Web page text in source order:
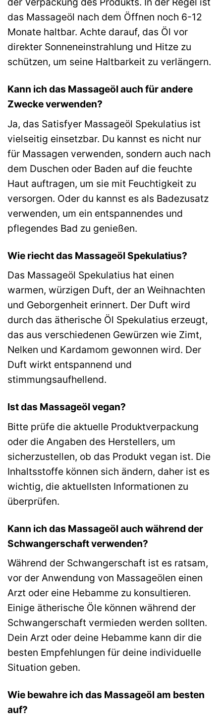
das Massageöl nach dem Öffnen noch 6-12
Monate haltbar. Achte darauf, das Öl vor
direkter Sonneneinstrahlung und Hitze zu
schützen, um seine Haltbarkeit zu verlängern.
Kann ich das Massageöl auch für andere
Zwecke verwenden?
Ja, das Satisfyer Massageöl Spekulatius ist
vielseitig einsetzbar. Du kannst es nicht nur
für Massagen verwenden, sondern auch nach
dem Duschen oder Baden auf die feuchte
Haut auftragen, um sie mit Feuchtigkeit zu
versorgen. Oder du kannst es als Badezusatz
verwenden, um ein entspannendes und
pflegendes Bad zu genießen.
Wie riecht das Massageöl Spekulatius?
Das Massageöl Spekulatius hat einen
warmen, würzigen Duft, der an Weihnachten
und Geborgenheit erinnert. Der Duft wird
durch das ätherische Öl Spekulatius erzeugt,
das aus verschiedenen Gewürzen wie Zimt,
Nelken und Kardamom gewonnen wird. Der
Duft wirkt entspannend und
stimmungsaufhellend.
Ist das Massageöl vegan?
Bitte prüfe die aktuelle Produktverpackung
oder die Angaben des Herstellers, um
sicherzustellen, ob das Produkt vegan ist. Die
Inhaltsstoffe können sich ändern, daher ist es
wichtig, die aktuellsten Informationen zu
überprüfen.
Kann ich das Massageöl auch während der
Schwangerschaft verwenden?
Während der Schwangerschaft ist es ratsam,
vor der Anwendung von Massageölen einen
Arzt oder eine Hebamme zu konsultieren.
Einige ätherische Öle können während der
Schwangerschaft vermieden werden sollten.
Dein Arzt oder deine Hebamme kann dir die
besten Empfehlungen für deine individuelle
Situation geben.
Wie bewahre ich das Massageöl am besten
auf?